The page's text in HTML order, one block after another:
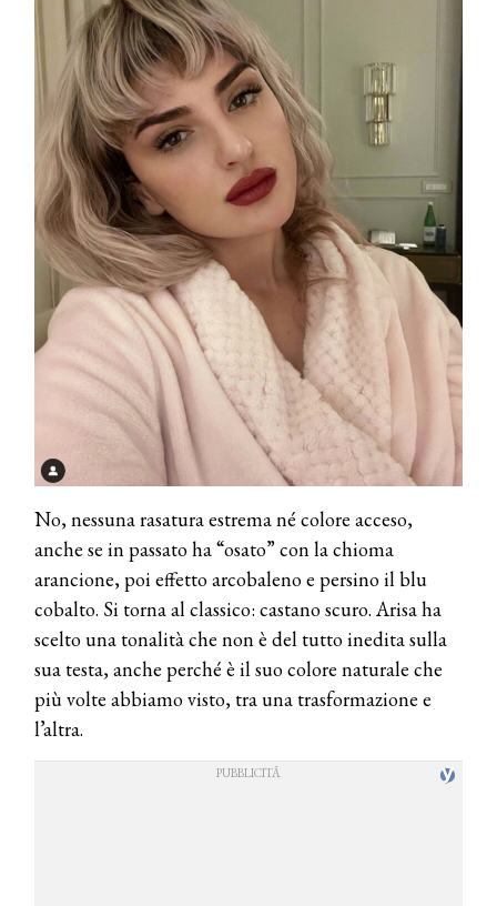
No, nessuna rasatura estrema né colore acceso,
anche se in passato ha “osato” con la chioma
arancione, poi effetto arcobaleno e persino il blu
cobalto. Si torna al classico: castano scuro. Arisa ha
scelto una tonalità che non è del tutto inedita sulla
sua testa, anche perché è il suo colore naturale che
più volte abbiamo visto, tra una trasformazione e
l’altra.